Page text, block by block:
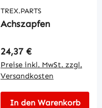
TREX.PARTS
Achszapfen
Regulärer Preis:
24,37 €
Preise inkl. MwSt. zzgl.
Versandkosten
In den Warenkorb